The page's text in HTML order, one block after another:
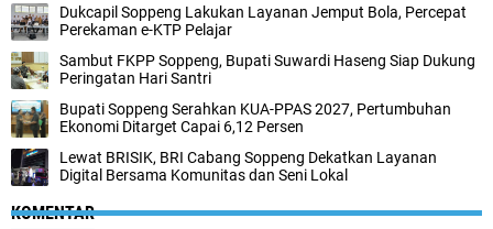
Dukcapil Soppeng Lakukan Layanan Jemput Bola, Percepat
Perekaman e-KTP Pelajar
Sambut FKPP Soppeng, Bupati Suwardi Haseng Siap Dukung
Peringatan Hari Santri
Bupati Soppeng Serahkan KUA-PPAS 2027, Pertumbuhan
Ekonomi Ditarget Capai 6,12 Persen
Lewat BRISIK, BRI Cabang Soppeng Dekatkan Layanan
Digital Bersama Komunitas dan Seni Lokal
KOMENTAR